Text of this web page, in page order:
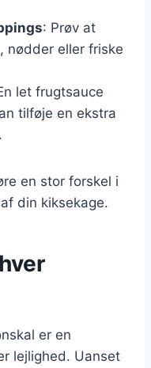
: Prøv at
nødder eller friske
let frugtsauce
tilføje en ekstra
en stor forskel i
din kiksekage.
er en
lejlighed. Uanset